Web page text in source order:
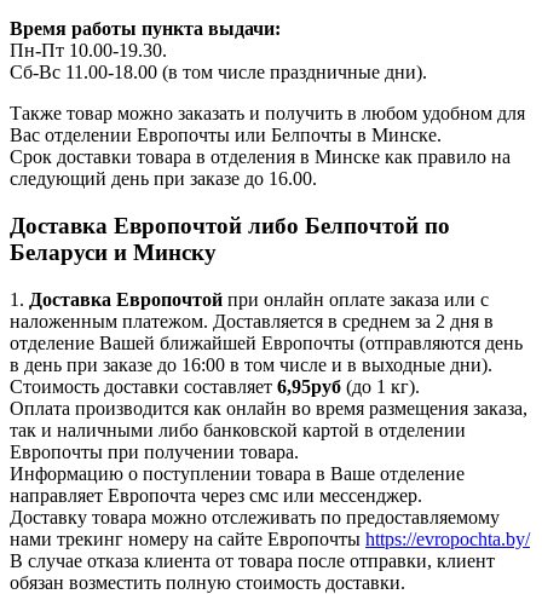
Время работы пункта выдачи:
Пн-Пт 10.00-19.30.
Сб-Вс 11.00-18.00 (в том числе праздничные дни).
Также товар можно заказать и получить в любом удобном для
Вас отделении Европочты или Белпочты в Минске.
Срок доставки товара в отделения в Минске как правило на
следующий день при заказе до 16.00.
Доставка Европочтой либо Белпочтой по
Беларуси и Минску
1. Доставка Европочтой при онлайн оплате заказа или с
наложенным платежом. Доставляется в среднем за 2 дня в
отделение Вашей ближайшей Европочты (отправляются день
в день при заказе до 16:00 в том числе и в выходные дни).
Стоимость доставки составляет 6,95руб (до 1 кг).
Оплата производится как онлайн во время размещения заказа,
так и наличными либо банковской картой в отделении
Европочты при получении товара.
Информацию о поступлении товара в Ваше отделение
направляет Европочта через смс или мессенджер.
Доставку товара можно отслеживать по предоставляемому
нами трекинг номеру на сайте Европочты https://evropochta.by/
В случае отказа клиента от товара после отправки, клиент
обязан возместить полную стоимость доставки.